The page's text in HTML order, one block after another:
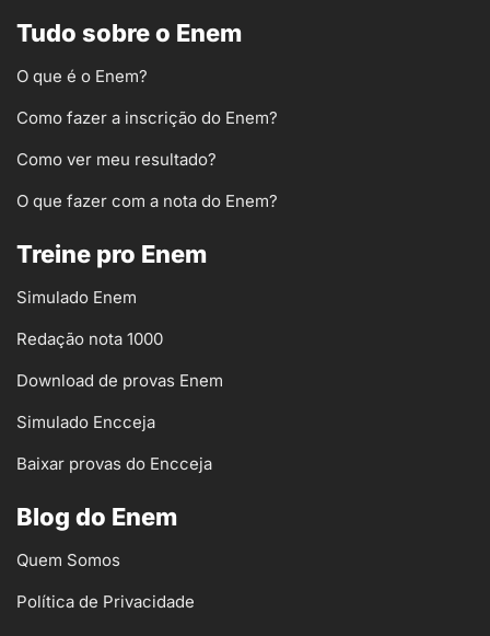
Tudo sobre o Enem
O que é o Enem?
Como fazer a inscrição do Enem?
Como ver meu resultado?
O que fazer com a nota do Enem?
Treine pro Enem
Simulado Enem
Redação nota 1000
Download de provas Enem
Simulado Encceja
Baixar provas do Encceja
Blog do Enem
Quem Somos
Política de Privacidade